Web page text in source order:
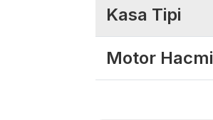
Kasa Tipi
Motor Hacmi